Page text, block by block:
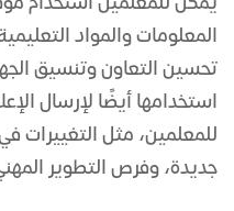
المعلومات والمواد
تحسين التعاون وتنسيق
استخدامها أيضًا لإرسال
للمعلمين، مثل التغييرات
جديدة، وفرص التطوير